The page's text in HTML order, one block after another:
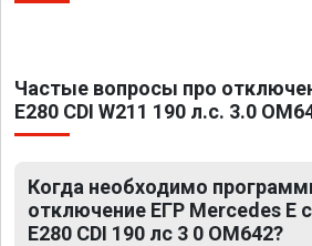
Частые вопросы про
E280 CDI W211 190 л.с. 3.0
Когда необходимо
отключение ЕГР Mercedes E
E280 CDI 190 лс 3 0 OM642?